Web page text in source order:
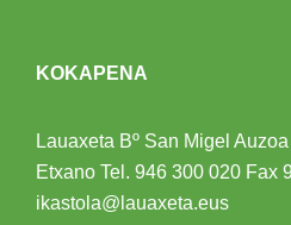
KOKAPENA
Lauaxeta Bº San Migel Auzoa
Etxano Tel. 946 300 020 Fax
ikastola@lauaxeta.eus